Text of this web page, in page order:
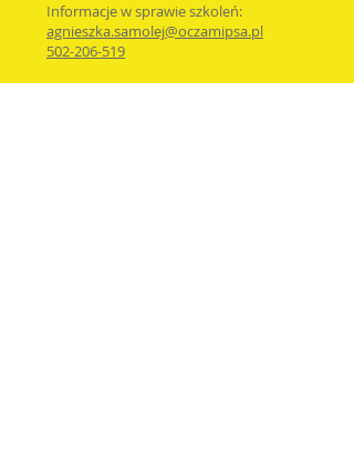
Informacje w sprawie szkoleń:
agnieszka.samolej@oczamipsa.pl
502-206-519